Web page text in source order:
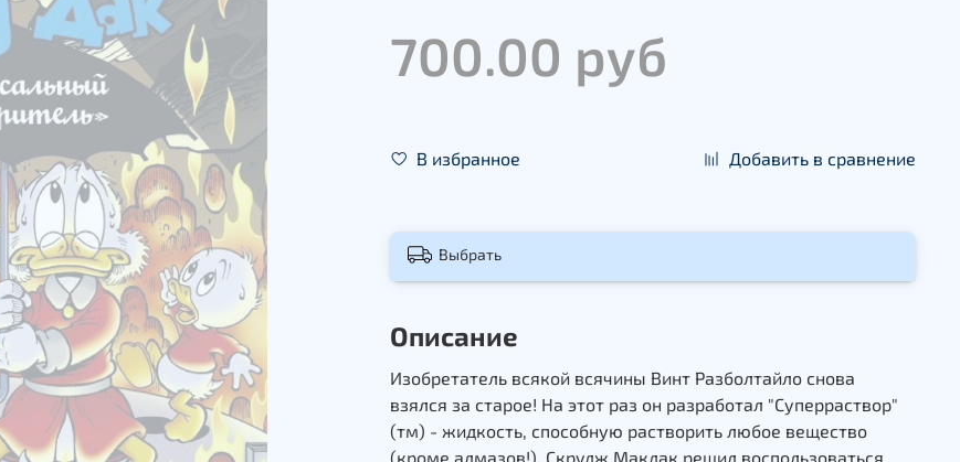
700.00 руб
В избранное Добавить в сравнение
Выбрать
Описание
Изобретатель всякой всячины Винт Разболтайло снова
взялся за старое! На этот раз он разработал "Суперраствор"
(тм) - жидкость, способную растворить любое вещество
(кроме алмазов!). Скрудж Макдак решил воспользоваться